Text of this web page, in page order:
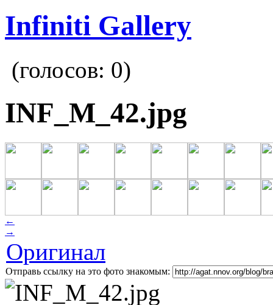
Infiniti Gallery
(голосов: 0)
INF_M_42.jpg
←
→
Оригинал
Отправь ссылку на это фото знакомым: